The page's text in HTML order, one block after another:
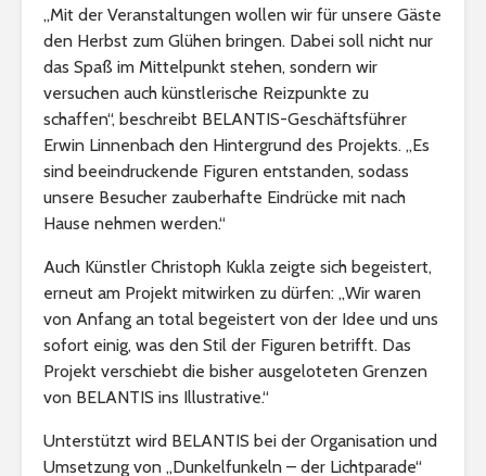
„Mit der Veranstaltungen wollen wir für unsere Gäste
den Herbst zum Glühen bringen. Dabei soll nicht nur
das Spaß im Mittelpunkt stehen, sondern wir
versuchen auch künstlerische Reizpunkte zu
schaffen“, beschreibt BELANTIS-Geschäftsführer
Erwin Linnenbach den Hintergrund des Projekts. „Es
sind beeindruckende Figuren entstanden, sodass
unsere Besucher zauberhafte Eindrücke mit nach
Hause nehmen werden.“
Auch Künstler Christoph Kukla zeigte sich begeistert,
erneut am Projekt mitwirken zu dürfen: „Wir waren
von Anfang an total begeistert von der Idee und uns
sofort einig, was den Stil der Figuren betrifft. Das
Projekt verschiebt die bisher ausgeloteten Grenzen
von BELANTIS ins Illustrative.“
Unterstützt wird BELANTIS bei der Organisation und
Umsetzung von „Dunkelfunkeln – der Lichtparade“